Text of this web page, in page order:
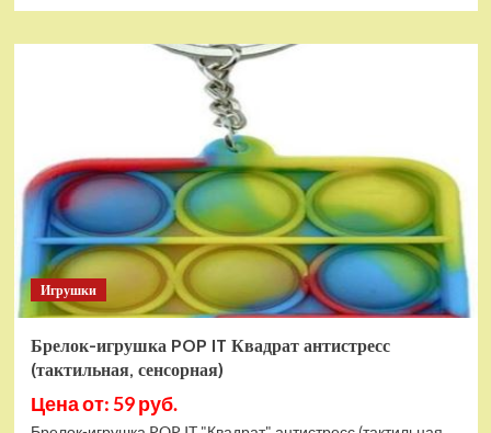
Тянущаяся
Паук
Водная
Игрушки
Брелок-игрушка POP IT Квадрат антистресс
(тактильная, сенсорная)
Цена от: 59 руб.